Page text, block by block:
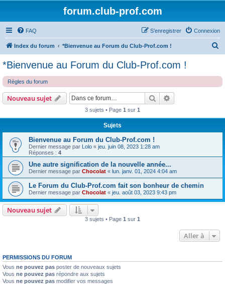
forum.club-prof.com
FAQ Connexion
S’enregistrer
Index du forum *Bienvenue au Forum du Club-Prof.com !
c
*Bienvenue au Forum du Club-Prof.com !
Règles du forum
Nouveau sujet Rechercher
3 sujets • Page 1 sur 1
Sujets
Bienvenue au Forum du Club-Prof.com !
Dernier message par Lolo « jeu. juin 08, 2023 1:28 am
Réponses : 4
Une autre signification de la nouvelle année...
Dernier message par Chocolat « lun. janv. 01, 2024 4:04 am
Le Forum du Club-Prof.com fait son bonheur de chemin
Dernier message par Chocolat « jeu. août 03, 2023 9:43 pm
Nouveau sujet
3 sujets • Page 1 sur 1
Aller à
PERMISSIONS DU FORUM
Vous ne pouvez pas poster de nouveaux sujets
Vous ne pouvez pas répondre aux sujets
Vous ne pouvez pas modifier vos messages